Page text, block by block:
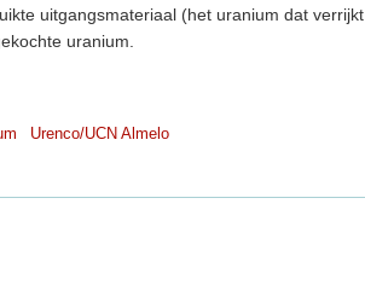
uitgangsmateriaal (het uranium dat verrijkt
uranium.
Urenco/UCN Almelo